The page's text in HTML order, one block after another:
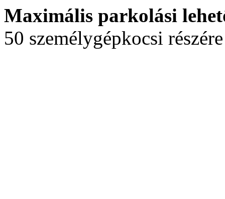
Maximális parkolási
50 személygépkocsi részére